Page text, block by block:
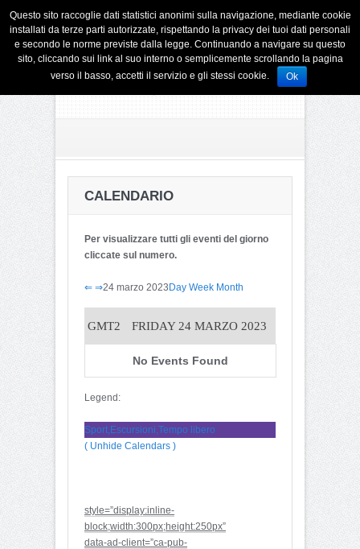
CALENDARIO
Per visualizzare tutti gli eventi del giorno
cliccate sul numero.
⇐ ⇒24 marzo 2023Day Week Month
GMT2 FRIDAY 24 MARZO 2023
No Events Found
Legend:
Sport,Escursioni,Tempo libero
( Unhide Calendars )
style=”display:inline-
block;width:300px;height:250px”
data-ad-client=”ca-pub-
Questo sito raccoglie dati statistici anonimi sulla navigazione, mediante cookie
installati da terze parti autorizzate, rispettando la privacy dei tuoi dati personali
e secondo le norme previste dalla legge. Continuando a navigare su questo
sito, cliccando sui link al suo interno o semplicemente scrollando la pagina
verso il basso, accetti il servizio e gli stessi cookie.
Ok